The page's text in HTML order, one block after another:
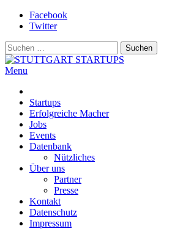
Skip
Facebook
Twitter
Suchen
nach:
Württemberg
Menu
Startups
Erfolgreiche Macher
Jobs
Events
Datenbank
Nützliches
Über uns
Partner
Presse
Kontakt
Datenschutz
Impressum